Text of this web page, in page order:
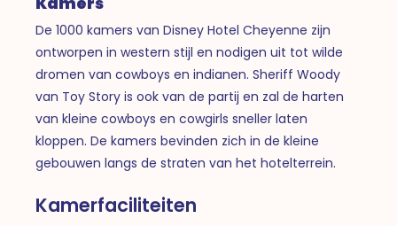
De 1000 kamers van Disney Hotel Cheyenne zijn
ontworpen in western stijl en nodigen uit tot wilde
dromen van cowboys en indianen. Sheriff Woody
van Toy Story is ook van de partij en zal de harten
van kleine cowboys en cowgirls sneller laten
kloppen. De kamers bevinden zich in de kleine
gebouwen langs de straten van het hotelterrein.
Kamerfaciliteiten